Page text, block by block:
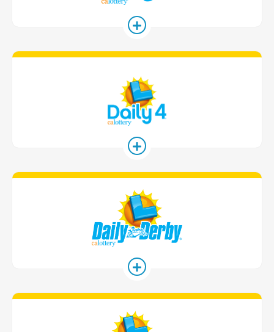
Daily 4 게임 카
Daily Derby 게
Hot Spot 게임